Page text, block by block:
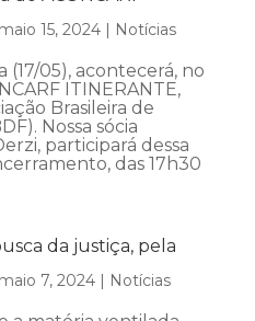
maio 15, 2024| Notícias
(17/05), acontecerá, no
ITINERANTE,
Brasileira de
Nossa sócia
participará dessa
das 17h30
da justiça, pela
maio 7, 2024| Notícias